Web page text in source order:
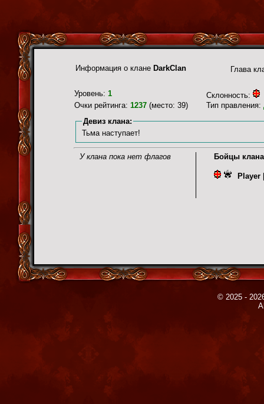
Информация о клане DarkClan Глава
Уровень: 1
Склонность:
Очки рейтинга: 1237 (место: 39) Тип правления:
Девиз клана:
Тьма наступает!
У клана пока нет флагов Бойцы клана
Player
© 2025 -